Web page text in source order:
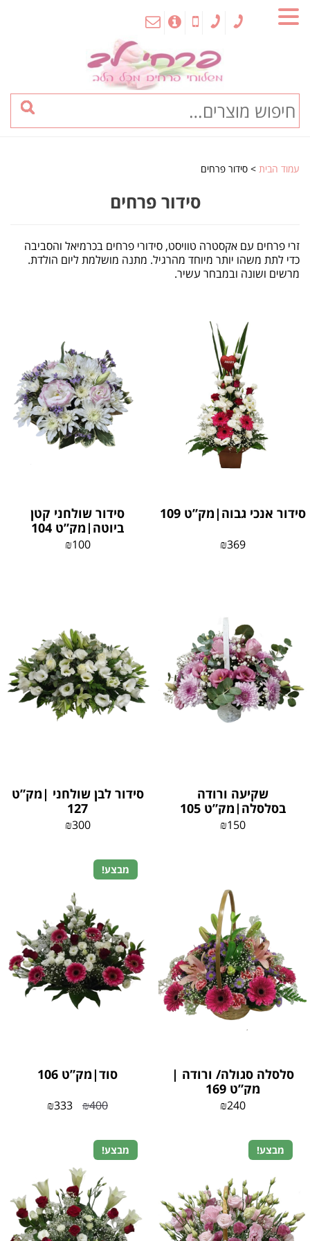
עמוד הבית > סידור פרחים
סידור פרחים
זרי פרחים עם אקסטרה טוויסט, סידורי פרחים בכרמיאל והסביבה
כדי לתת משהו יותר מיוחד מהרגיל. מתנה מושלמת ליום הולדת.
מרשים ושונה ובמבחר עשיר.
סידור אנכי גבוה|מק”ט 109
₪369
סידור שולחני קטן
ביוטה|מק”ט 104
₪100
שקיעה ורודה
בסלסלה|מק”ט 105
₪150
סידור לבן שולחני |מק”ט
127
₪300
סלסלה סגולה/ ורודה |
מק”ט 169
₪240
מבצע!
סוד|מק”ט 106
₪400
₪333
מבצע! מבצע!